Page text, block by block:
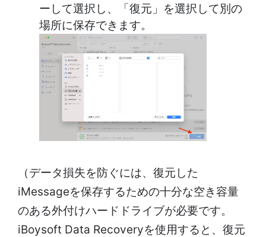
ーして選択し、「復元」を選択して別の
場所に保存できます。
（データ損失を防ぐには、復元した
iMessageを保存するための十分な空き容量
のある外付けハードドライブが必要です。
iBoysoft Data Recoveryを使用すると、復元